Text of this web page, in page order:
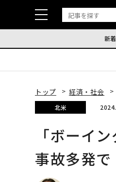
新
トップ 経済・社会
北米
「ボーイ
事故多発で